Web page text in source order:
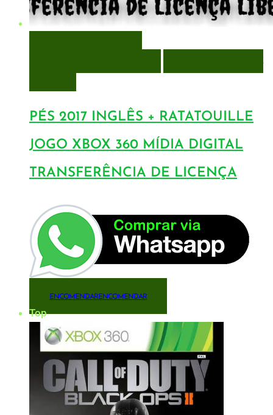
PÉS 2017 INGLÊS + RATATOUILLE
JOGO XBOX 360 MÍDIA DIGITAL
TRANSFERÊNCIA DE LICENÇA
ENCOMENDARENCOMENDAR
Top